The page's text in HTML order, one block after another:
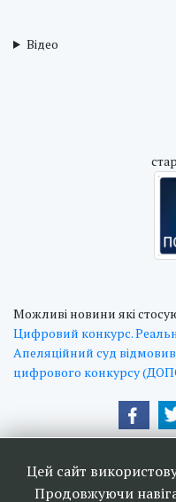
Відео
Можливі новини які
Цифровий конкурс.
Апеляційний суд відмовив
цифрового конкурсу
Цей сайт
Продовжуючи